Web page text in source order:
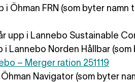
i Öhman FRN (som byter namn
upp i Lannebo Sustainable
i Lannebo Norden Hållbar(som
– Merger ration 251119
Öhman Navigator(som byter